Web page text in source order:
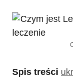
Spis treści